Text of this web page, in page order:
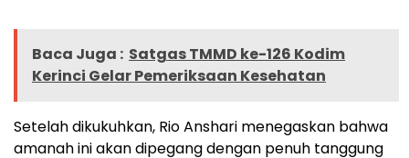
Baca Juga : Satgas TMMD ke-126 Kodim
Kerinci Gelar Pemeriksaan Kesehatan
Setelah dikukuhkan, Rio Anshari menegaskan bahwa
amanah ini akan dipegang dengan penuh tanggung